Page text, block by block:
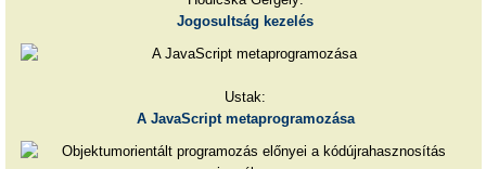
Jogosultság kezelés
Ustak:
A JavaScript metaprogramozása